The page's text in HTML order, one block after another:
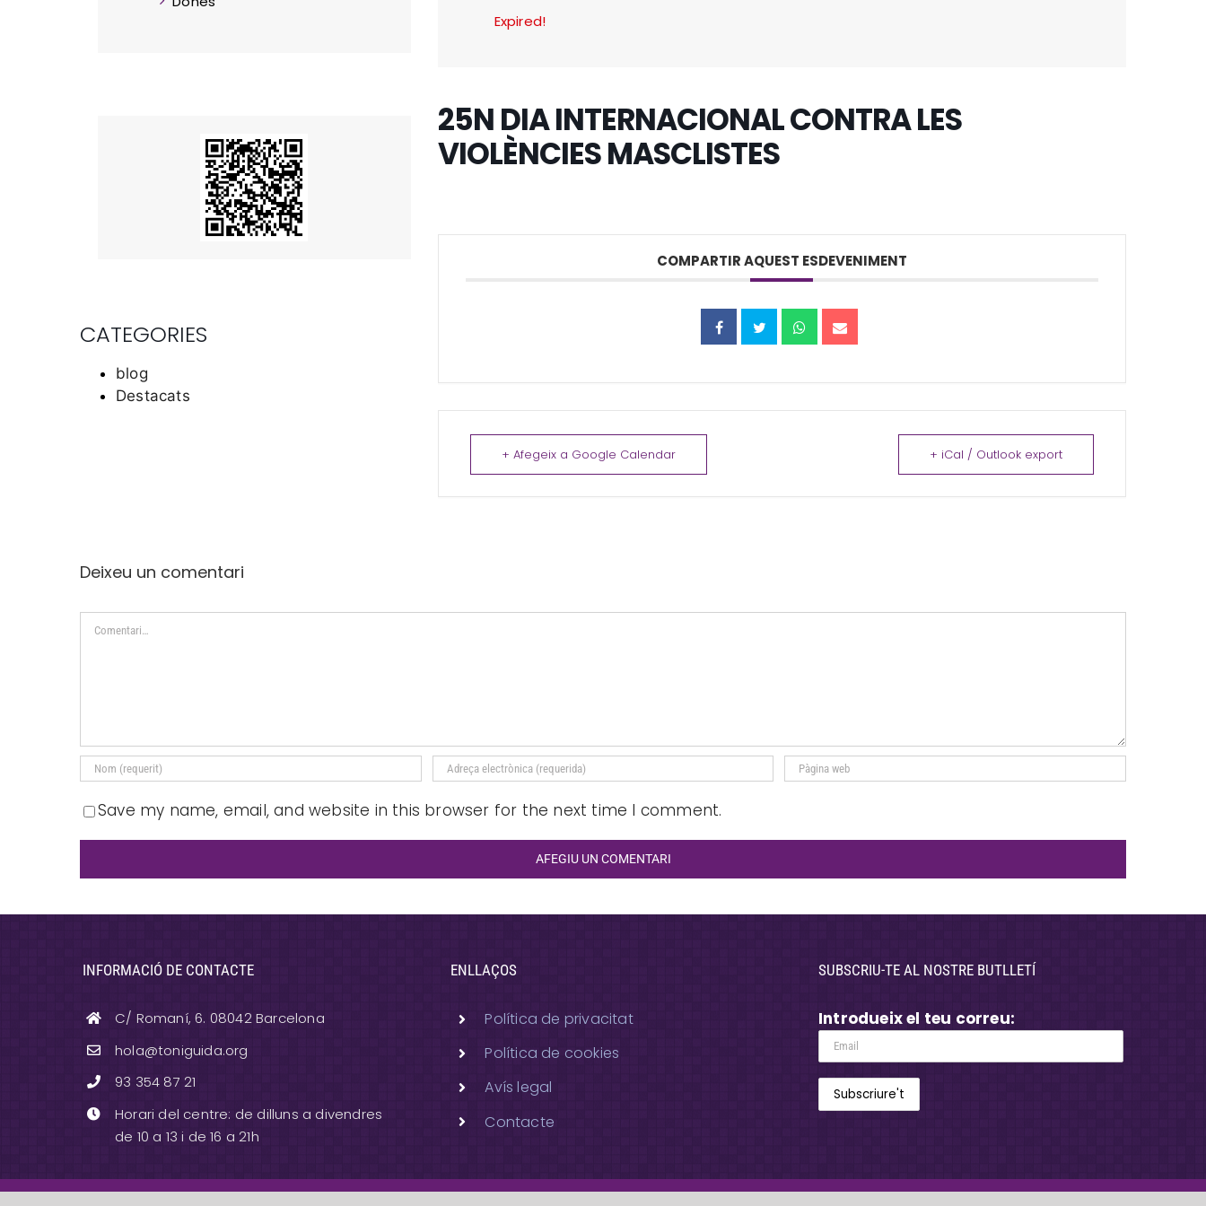
CATEGORIES
blog
Destacats
Expired!
25N DIA INTERNACIONAL CONTRA LES
VIOLÈNCIES MASCLISTES
COMPARTIR AQUEST ESDEVENIMENT
+ Afegeix a Google Calendar + iCal / Outlook export
Deixeu un comentari
Comment
Save my name, email, and website in this browser for the next time I comment.
INFORMACIÓ DE CONTACTE
C/ Romaní, 6. 08042 Barcelona
hola@toniguida.org
93 354 87 21
Horari del centre: de dilluns a divendres
de 10 a 13 i de 16 a 21h
ENLLAÇOS
Política de privacitat
Política de cookies
Avís legal
Contacte
SUBSCRIU-TE AL NOSTRE BUTLLETÍ
Introdueix el teu correu: